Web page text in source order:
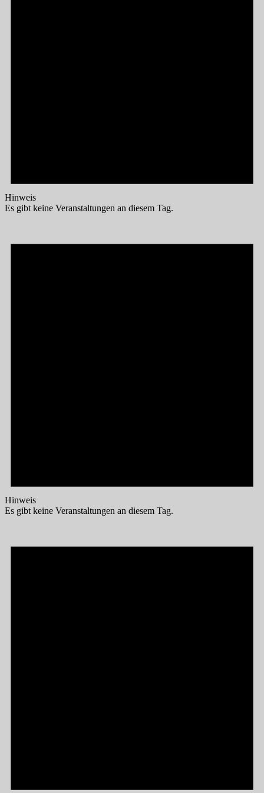
Hinweis
Es gibt keine Veranstaltungen an diesem Tag.
Hinweis
Es gibt keine Veranstaltungen an diesem Tag.